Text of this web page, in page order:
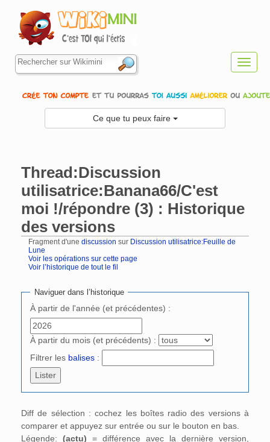
Ce que tu peux faire
Thread:Discussion
utilisatrice:Banana66/C'est
moi !/répondre (3) : Historique
des versions
Fragment d'une discussion sur Discussion utilisatrice:Feuille de
Lune
Voir les opérations sur cette page
Voir l’historique de tout le fil
Naviguer dans l’historique
À partir de l'année (et précédentes) :
À partir du mois (et précédents) :
Filtrer les balises :
Diff de sélection : cochez les boîtes radio des versions à
comparer et appuyez sur entrée ou sur le bouton en bas.
Légende: (actu) = différence avec la dernière version,